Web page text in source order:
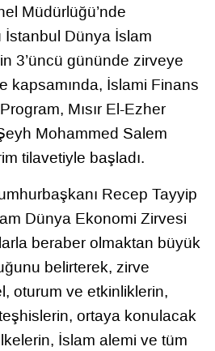
Müdürlüğü’nde
İstanbul Dünya İslam
3’üncü gününde zirveye
kapsamında, İslami Finans
Mısır El-Ezher
Mohammed Salem
tilavetiyle başladı.
Recep Tayyip
Dünya Ekonomi Zirvesi
beraber olmaktan büyük
belirterek, zirve
oturum ve etkinliklerin,
ortaya konulacak
İslam alemi ve tüm